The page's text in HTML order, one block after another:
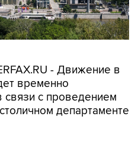
- Движение в
временно
связи с проведением
департаменте